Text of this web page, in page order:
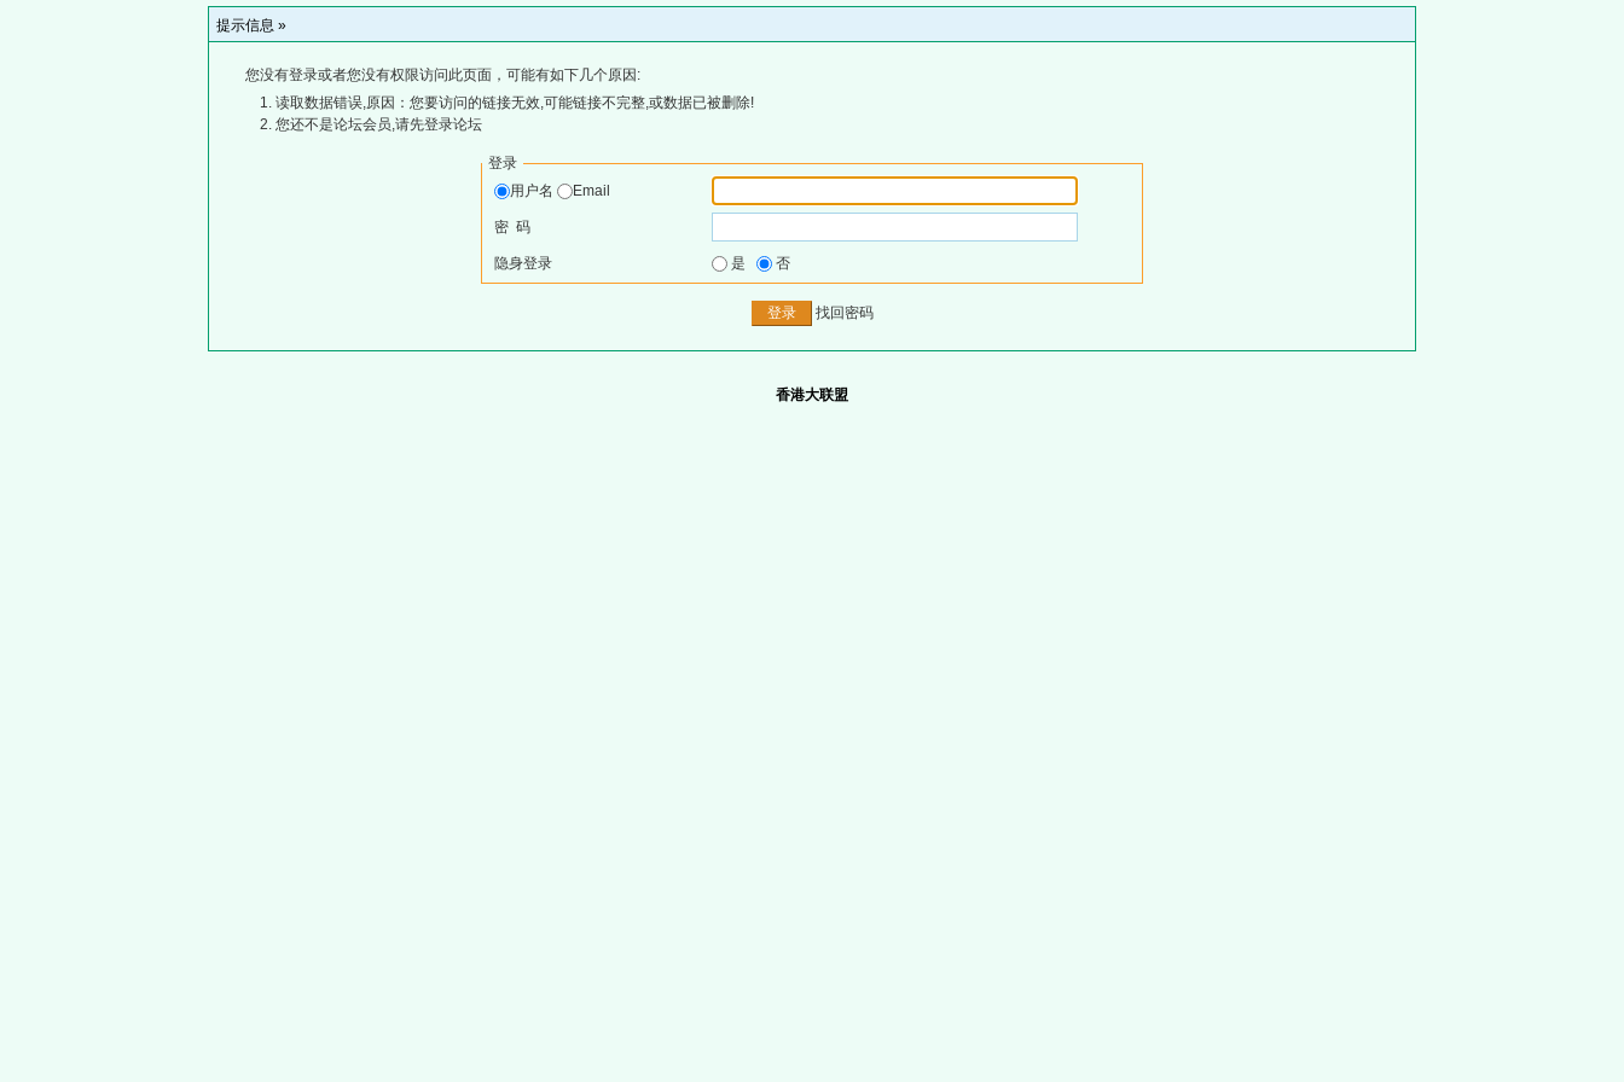
提示信息 »
您没有登录或者您没有权限访问此页面，可能有如下几个原因:
读取数据错误,原因：您要访问的链接无效,可能链接不完整,或数据已被删除!
您还不是论坛会员,请先登录论坛
登录
用户名
Email
密 码
隐身登录 是 否
找回密码
香港大联盟